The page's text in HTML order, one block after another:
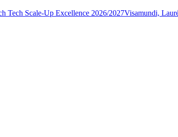
Tech Scale-Up Excellence 2026/2027Visamundi,